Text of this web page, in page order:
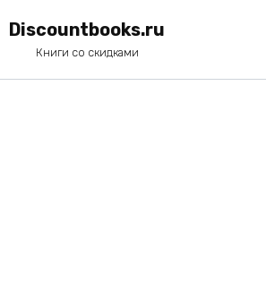
Discountbooks.ru
Книги со скидками